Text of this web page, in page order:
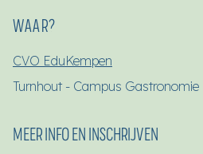
WAAR?
CVO EduKempen
Turnhout - Campus Gastronomie
MEER INFO EN INSCHRIJVEN